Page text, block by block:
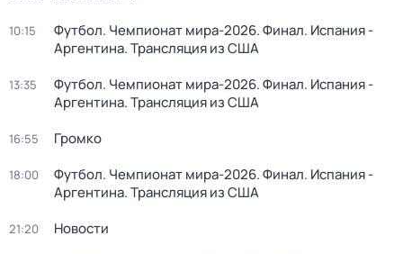
10:15
Футбол. Чемпионат мира-2026. Финал. Испания -
Аргентина. Трансляция из США
13:35
Футбол. Чемпионат мира-2026. Финал. Испания -
Аргентина. Трансляция из США
16:55 Громко
18:00
Футбол. Чемпионат мира-2026. Финал. Испания -
Аргентина. Трансляция из США
21:20 Новости